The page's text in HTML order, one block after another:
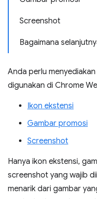
Screenshot
Bagaimana
Anda perlu
digunakan di Chrome
Ikon ekstensi
Gambar promosi
Screenshot
Hanya ikon ekstensi,
screenshot yang wajib
menarik dari gambar